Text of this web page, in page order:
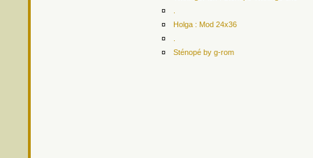
¤
¤
Holga : Mod 24x36
¤
¤
Sténopé by g-rom